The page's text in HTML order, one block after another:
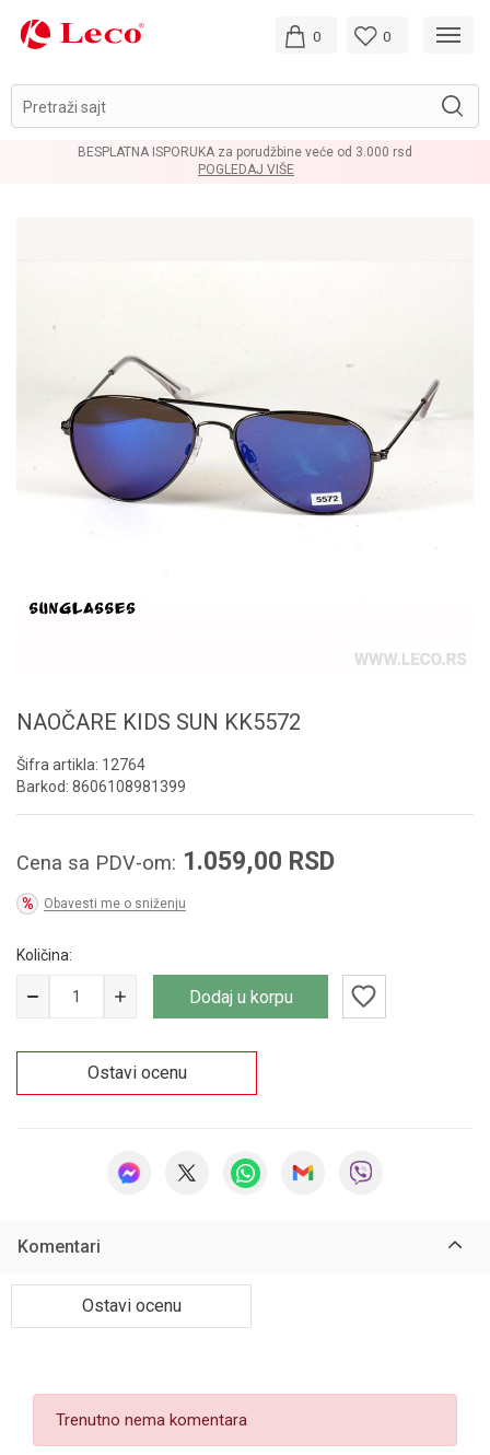
Pretraži sajt
0 0
BESPLATNA ISPORUKA za porudžbine veće od 3.000 rsd
POGLEDAJ VIŠE
NAOČARE KIDS SUN KK5572
Šifra artikla: 12764
Barkod: 8606108981399
Cena sa PDV-om: 1.059,00 RSD
Obavesti me o sniženju
Količina:
Dodaj u korpu
Ostavi ocenu
Komentari
Ostavi ocenu
Trenutno nema komentara